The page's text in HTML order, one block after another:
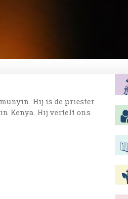
Hij is de priester
Kenya. Hij vertelt ons